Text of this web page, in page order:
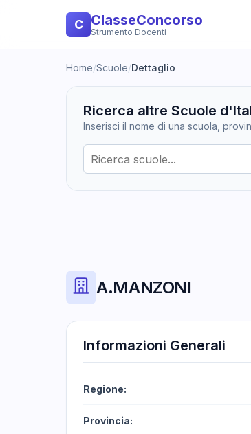
C ClasseConcorso
Strumento Docenti
Home/Scuole/Dettaglio
Ricerca altre Scuole
Inserisci il nome di una scuola,
A.MANZONI
Informazioni Generali
Regione:
Provincia: